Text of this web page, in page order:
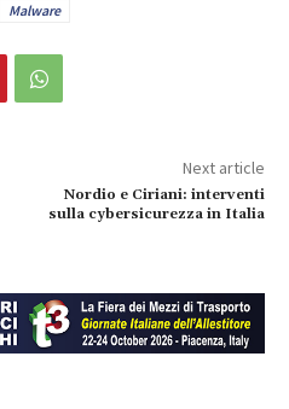
Malware
Next article
Nordio e Ciriani: interventi
sulla cybersicurezza in Italia